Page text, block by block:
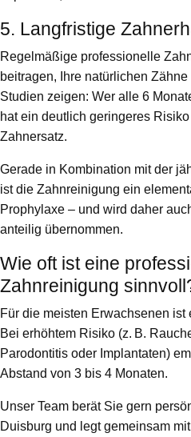
5. Langfristige
Regelmäßige professionelle
beitragen, Ihre natürlichen
Studien zeigen: Wer alle 6
hat ein deutlich geringeres
Zahnersatz.
Gerade in Kombination mit der
ist die Zahnreinigung ein
Prophylaxe – und wird daher
anteilig übernommen.
Wie oft ist eine
Zahnreinigung
Für die meisten Erwachsenen
Bei erhöhtem Risiko (z. B.
Parodontitis oder Implantaten)
Abstand von 3 bis 4 Monaten.
Unser Team berät Sie gern
Duisburg und legt gemeinsam